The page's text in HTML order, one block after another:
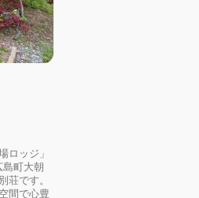
ロッジ」
町大朝
です。
間で心豊